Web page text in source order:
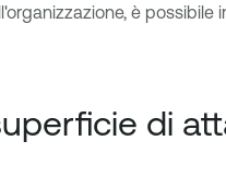
è
di